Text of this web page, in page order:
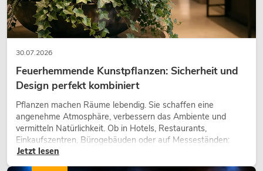
30.07.2026
Feuerhemmende Kunstpflanzen: Sicherheit und
Design perfekt kombiniert
Pflanzen machen Räume lebendig. Sie schaffen eine
angenehme Atmosphäre, verbessern das Ambiente und
vermitteln Natürlichkeit. Ob in Hotels, Restaurants,
Einkaufszentren, Bürogebäuden oder auf Messeständen:
eine hochwertige Begrünung gehört heute längst zum
Jetzt lesen